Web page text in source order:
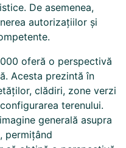
De asemenea,
autorizațiilor și
oferă o perspectivă
Acesta prezintă în
clădiri, zone verzi
terenului.
generală asupra
permițând